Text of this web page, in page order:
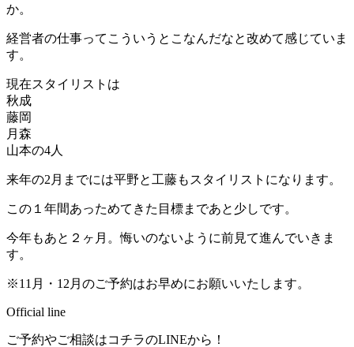
か。
経営者の仕事ってこういうとこなんだなと改めて感じていま
す。
現在スタイリストは
秋成
藤岡
月森
山本の4人
来年の2月までには平野と工藤もスタイリストになります。
この１年間あっためてきた目標まであと少しです。
今年もあと２ヶ月。悔いのないように前見て進んでいきま
す。
※11月・12月のご予約はお早めにお願いいたします。
Official line
ご予約やご相談はコチラのLINEから！